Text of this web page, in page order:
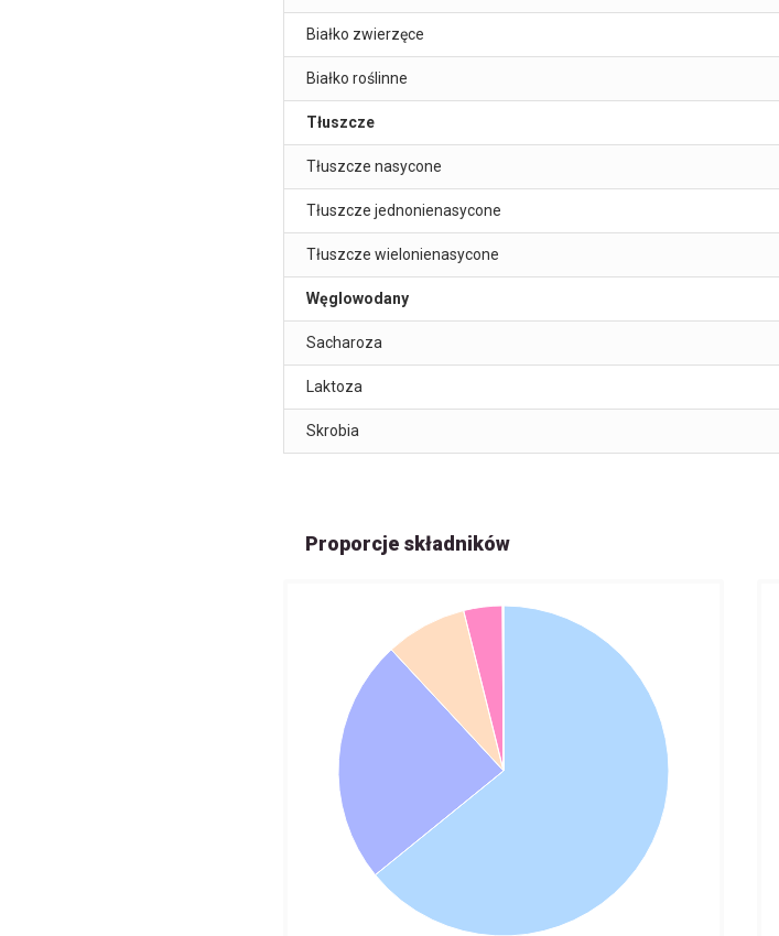
Białko zwierzęce
Białko roślinne
Tłuszcze
Tłuszcze nasycone
Tłuszcze jednonienasycone
Tłuszcze wielonienasycone
Węglowodany
Sacharoza
Laktoza
Skrobia
Proporcje składników